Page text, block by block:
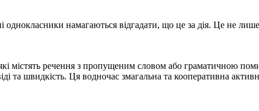
однокласники намагаються відгадати, що це за дія. Це не
містять речення з пропущеним словом або граматичною
та швидкість. Ця водночас змагальна та кооперативна